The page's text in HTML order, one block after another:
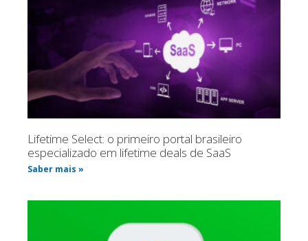
Lifetime Select: o primeiro portal brasileiro
especializado em lifetime deals de SaaS
Saber mais »